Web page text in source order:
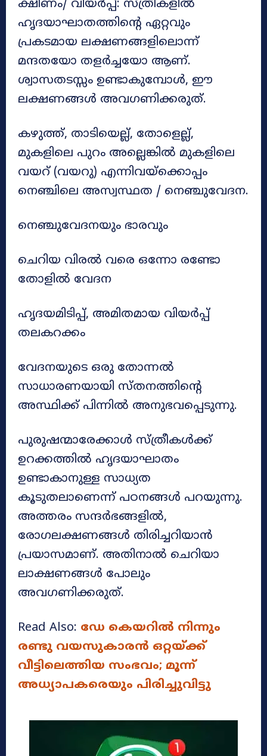
ക്ഷീണം/ വിയർപ്പ്: സ്ത്രീകളിൽ
ഹൃദയാഘാതത്തിൻ്റെ ഏറ്റവും
പ്രകടമായ ലക്ഷണങ്ങളിലൊന്ന്
മന്ദതയോ തളർച്ചയോ ആണ്.
ശ്വാസതടസ്സം ഉണ്ടാകുമ്പോൾ, ഈ
ലക്ഷണങ്ങൾ അവഗണിക്കരുത്.
കഴുത്ത്, താടിയെല്ല്, തോളെല്ല്,
മുകളിലെ പുറം അല്ലെങ്കിൽ മുകളിലെ
വയറ് (വയറു) എന്നിവയ്‌ക്കൊപ്പം
നെഞ്ചിലെ അസ്വസ്ഥത / നെഞ്ചുവേദന.
നെഞ്ചുവേദനയും ഭാരവും
ചെറിയ വിരൽ വരെ ഒന്നോ രണ്ടോ
തോളിൽ വേദന
ഹൃദയമിടിപ്പ്, അമിതമായ വിയർപ്പ്
തലകറക്കം
വേദനയുടെ ഒരു തോന്നൽ
സാധാരണയായി സ്തനത്തിൻ്റെ
അസ്ഥിക്ക് പിന്നിൽ അനുഭവപ്പെടുന്നു.
പുരുഷന്മാരേക്കാൾ സ്ത്രീകൾക്ക്
ഉറക്കത്തിൽ ഹൃദയാഘാതം
ഉണ്ടാകാനുള്ള സാധ്യത
കൂടുതലാണെന്ന് പഠനങ്ങൾ പറയുന്നു.
അത്തരം സന്ദർഭങ്ങളിൽ,
രോഗലക്ഷണങ്ങൾ തിരിച്ചറിയാൻ
പ്രയാസമാണ്. അതിനാൽ ചെറിയാ
ലാക്ഷണങ്ങൾ പോലും
അവഗണിക്കരുത്.
Read Also: ഡേ കെയറില്‍ നിന്നും
രണ്ടു വയസുകാരന്‍ ഒറ്റയ്ക്ക്
വീട്ടിലെത്തിയ സംഭവം; മൂന്ന്
അധ്യാപകരെയും പിരിച്ചുവിട്ടു